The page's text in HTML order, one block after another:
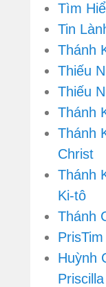
Tìm
Tin
Thánh
Thiếu
Thiếu
Thánh
Thánh
Christ
Thánh
Ki-tô
Thánh
Huỳnh